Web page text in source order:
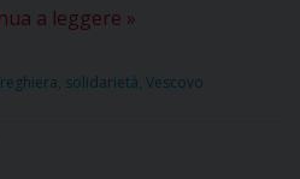
a leggere »
solidarietà Vescovo